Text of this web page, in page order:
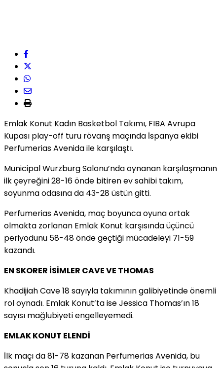
Emlak Konut Kadın Basketbol Takımı, FIBA Avrupa
Kupası play-off turu rövanş maçında İspanya ekibi
Perfumerias Avenida ile karşılaştı.
Municipal Wurzburg Salonu’nda oynanan karşılaşmanın
ilk çeyreğini 28-16 önde bitiren ev sahibi takım,
soyunma odasına da 43-28 üstün gitti.
Perfumerias Avenida, maç boyunca oyuna ortak
olmakta zorlanan Emlak Konut karşısında üçüncü
periyodunu 58-48 önde geçtiği mücadeleyi 71-59
kazandı.
EN SKORER İSİMLER CAVE VE THOMAS
Khadijiah Cave 18 sayıyla takımının galibiyetinde önemli
rol oynadı. Emlak Konut’ta ise Jessica Thomas’ın 18
sayısı mağlubiyeti engelleyemedi.
EMLAK KONUT ELENDİ
İlk maçı da 81-78 kazanan Perfumerias Avenida, bu